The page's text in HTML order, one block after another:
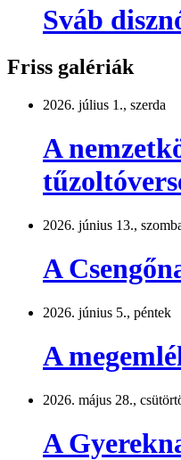
Sváb
Friss galériák
2026. július 1., szerda
A
2026. június 13.,
A
2026. június 5., péntek
A
2026. május 28.,
A